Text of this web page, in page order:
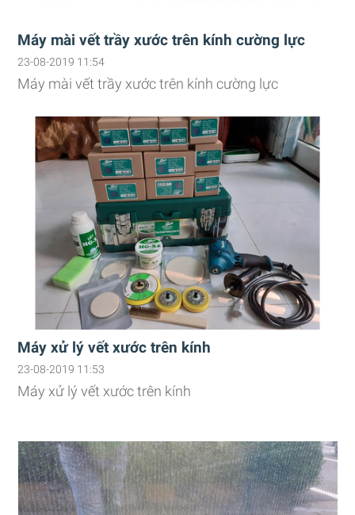
Máy mài vết trầy xước trên kính cường lực
23-08-2019 11:54
Máy mài vết trầy xước trên kính cường lực
Máy xử lý vết xước trên kính
23-08-2019 11:53
Máy xử lý vết xước trên kính